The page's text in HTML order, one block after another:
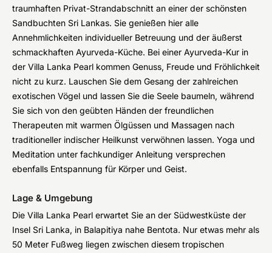
traumhaften Privat-Strandabschnitt an einer der schönsten
Sandbuchten Sri Lankas. Sie genießen hier alle
Annehmlichkeiten individueller Betreuung und der äußerst
schmackhaften Ayurveda-Küche. Bei einer Ayurveda-Kur in
der Villa Lanka Pearl kommen Genuss, Freude und Fröhlichkeit
nicht zu kurz. Lauschen Sie dem Gesang der zahlreichen
exotischen Vögel und lassen Sie die Seele baumeln, während
Sie sich von den geübten Händen der freundlichen
Therapeuten mit warmen Ölgüssen und Massagen nach
traditioneller indischer Heilkunst verwöhnen lassen. Yoga und
Meditation unter fachkundiger Anleitung versprechen
ebenfalls Entspannung für Körper und Geist.
Lage & Umgebung
Die Villa Lanka Pearl erwartet Sie an der Südwestküste der
Insel Sri Lanka, in Balapitiya nahe Bentota. Nur etwas mehr als
50 Meter Fußweg liegen zwischen diesem tropischen